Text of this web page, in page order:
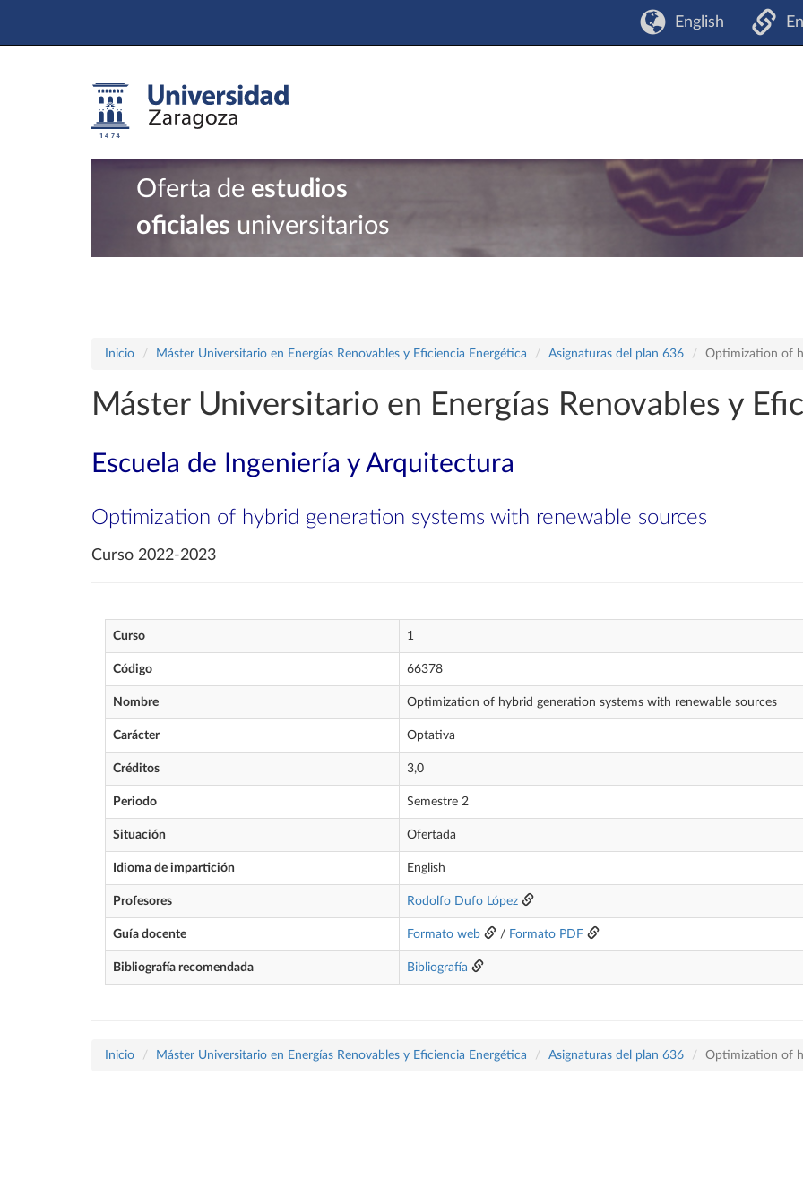
English
Oferta de estudios
oficiales universitarios
Inicio Máster Universitario en Energías Renovables y Eficiencia Energética Asignaturas del plan 636 Optimization of
Máster Universitario en Energías Renovables y
Escuela de Ingeniería y Arquitectura
Optimization of hybrid generation systems with renewable sources
Curso 2022-2023
Curso 1
Código 66378
Nombre Optimization of hybrid generation systems with renewable sources
Carácter Optativa
Créditos 3,0
Periodo Semestre 2
Situación Ofertada
Idioma de impartición English
Profesores Rodolfo Dufo López
Guía docente Formato web / Formato PDF
Bibliografía recomendada Bibliografía
Inicio Máster Universitario en Energías Renovables y Eficiencia Energética Asignaturas del plan 636 Optimization of